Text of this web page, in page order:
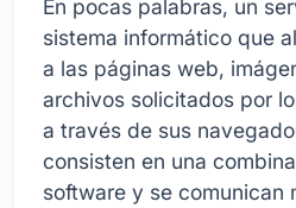
En pocas palabras, un
sistema informático que
a las páginas web,
archivos solicitados por
a través de sus
consisten en una
software y se comunican